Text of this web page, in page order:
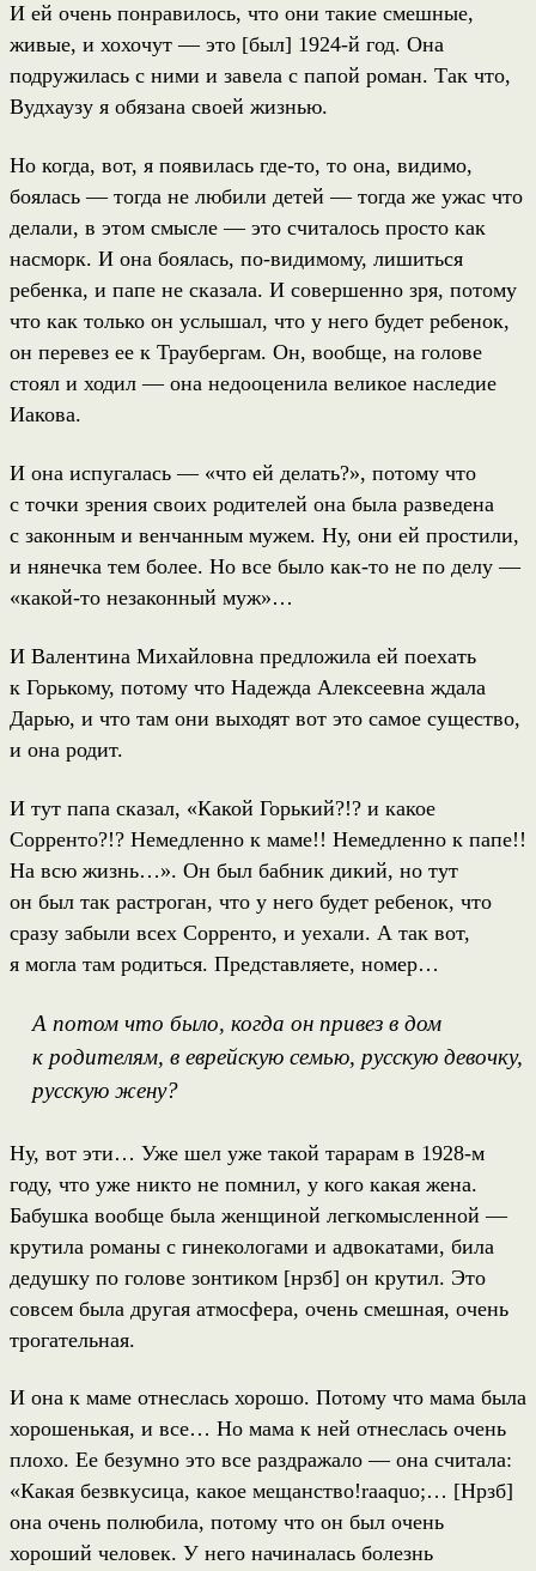
И ей очень понравилось, что они такие смешные,
живые, и хохочут — это [был] 1924-й год. Она
подружилась с ними и завела с папой роман. Так что,
Вудхаузу я обязана своей жизнью.
Но когда, вот, я появилась где-то, то она, видимо,
боялась — тогда не любили детей — тогда же ужас что
делали, в этом смысле — это считалось просто как
насморк. И она боялась, по-видимому, лишиться
ребенка, и папе не сказала. И совершенно зря, потому
что как только он услышал, что у него будет ребенок,
он перевез ее к Траубергам. Он, вообще, на голове
стоял и ходил — она недооценила великое наследие
Иакова.
И она испугалась — «что ей делать?», потому что
с точки зрения своих родителей она была разведена
с законным и венчанным мужем. Ну, они ей простили,
и нянечка тем более. Но все было как-то не по делу —
«какой-то незаконный муж»…
И Валентина Михайловна предложила ей поехать
к Горькому, потому что Надежда Алексеевна ждала
Дарью, и что там они выходят вот это самое существо,
и она родит.
И тут папа сказал, «Какой Горький?!? и какое
Сорренто?!? Немедленно к маме!! Немедленно к папе!!
На всю жизнь…». Он был бабник дикий, но тут
он был так растроган, что у него будет ребенок, что
сразу забыли всех Сорренто, и уехали. А так вот,
я могла там родиться. Представляете, номер…
А потом что было, когда он привез в дом
к родителям, в еврейскую семью, русскую девочку,
русскую жену?
Ну, вот эти… Уже шел уже такой тарарам в 1928-м
году, что уже никто не помнил, у кого какая жена.
Бабушка вообще была женщиной легкомысленной —
крутила романы с гинекологами и адвокатами, била
дедушку по голове зонтиком [нрзб] он крутил. Это
совсем была другая атмосфера, очень смешная, очень
трогательная.
И она к маме отнеслась хорошо. Потому что мама была
хорошенькая, и все… Но мама к ней отнеслась очень
плохо. Ее безумно это все раздражало — она считала:
«Какая безвкусица, какое мещанство!raaquo;… [Нрзб]
она очень полюбила, потому что он был очень
хороший человек. У него начиналась болезнь